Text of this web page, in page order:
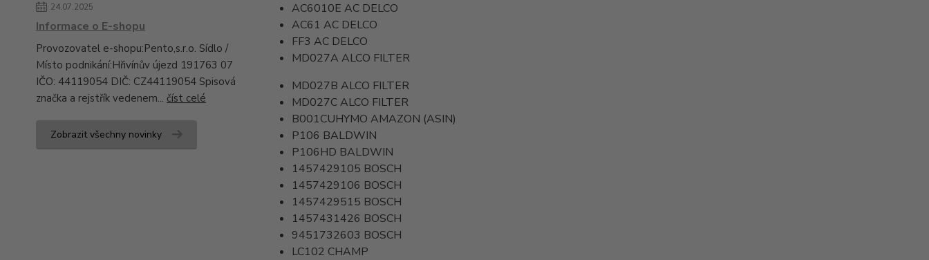
24.07.2025
Informace o E-shopu
Provozovatel e-shopu:Pento,s.r.o. Sídlo /
Místo podnikání:Hřivínův újezd 191763 07
IČO: 44119054 DIČ: CZ44119054 Spisová
značka a rejstřík vedenem... číst celé
Zobrazit všechny novinky
AC6010E AC DELCO
AC61 AC DELCO
FF3 AC DELCO
MD027A ALCO FILTER
MD027B ALCO FILTER
MD027CALCO FILTER
B001CUHYMO AMAZON (ASIN)
P106 BALDWIN
P106HD BALDWIN
1457429105 BOSCH
1457429106 BOSCH
1457429515 BOSCH
1457431426 BOSCH
9451732603 BOSCH
LC102 CHAMP